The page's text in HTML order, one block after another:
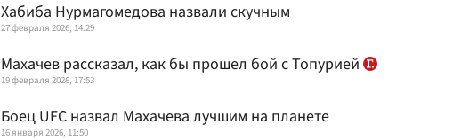
Хабиба Нурмагомедова назвали скучным
27 февраля 2026, 14:29
Махачев рассказал, как бы прошел бой с Топурией
19 февраля 2026, 17:53
Боец UFC назвал Махачева лучшим на планете
16 января 2026, 11:50